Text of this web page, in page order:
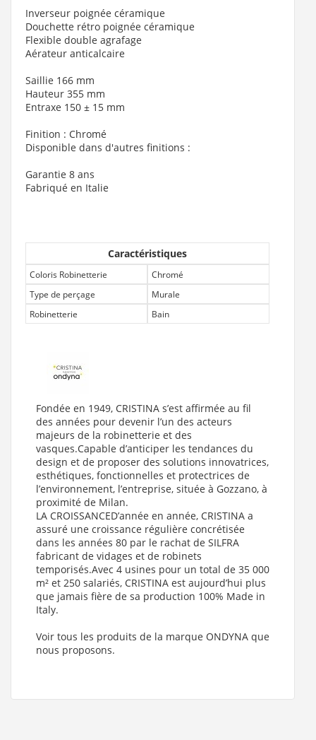
Inverseur poignée céramique
Douchette rétro poignée céramique
Flexible double agrafage
Aérateur anticalcaire
Saillie 166 mm
Hauteur 355 mm
Entraxe 150 ± 15 mm
Finition : Chromé
Disponible dans d'autres finitions :
Garantie 8 ans
Fabriqué en Italie
Caractéristiques
Coloris Robinetterie
Chromé
Type de perçage
Murale
Robinetterie
Bain
Fondée en 1949, CRISTINA s’est affirmée au fil
des années pour devenir l’un des acteurs
majeurs de la robinetterie et des
vasques.Capable d’anticiper les tendances du
design et de proposer des solutions innovatrices,
esthétiques, fonctionnelles et protectrices de
l’environnement, l’entreprise, située à Gozzano, à
proximité de Milan.
LA CROISSANCED’année en année, CRISTINA a
assuré une croissance régulière concrétisée
dans les années 80 par le rachat de SILFRA
fabricant de vidages et de robinets
temporisés.Avec 4 usines pour un total de 35 000
m² et 250 salariés, CRISTINA est aujourd’hui plus
que jamais fière de sa production 100% Made in
Italy.
Voir tous les produits de la marque ONDYNA que
nous proposons.